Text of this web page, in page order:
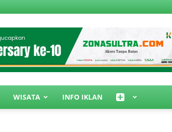
WISATA INFO IKLAN